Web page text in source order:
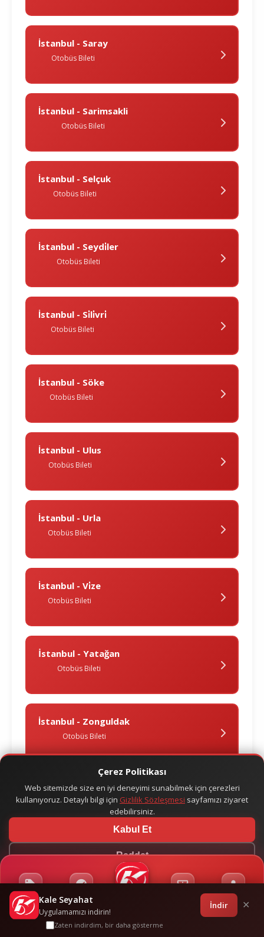
İstanbul - Saray
Otobüs Bileti
İstanbul - Sarimsakli
Otobüs Bileti
İstanbul - Selçuk
Otobüs Bileti
İstanbul - Seydi̇ler
Otobüs Bileti
İstanbul - Si̇li̇vri̇
Otobüs Bileti
İstanbul - Söke
Otobüs Bileti
İstanbul - Ulus
Otobüs Bileti
İstanbul - Urla
Otobüs Bileti
İstanbul - Vi̇ze
Otobüs Bileti
İstanbul - Yatağan
Otobüs Bileti
İstanbul - Zonguldak
Otobüs Bileti
Kampanyalar Sponsorluklar Giriş
Çerez Politikası
Web sitemizde size en iyi deneyimi sunabilmek için çerezleri
kullanıyoruz. Detaylı bilgi için Gizlilik Sözleşmesi sayfamızı ziyaret
edebilirsiniz.
Kabul Et
Reddet
Kale Seyahat
Uygulamamızı indirin!
İndir ✕
Zaten indirdim, bir daha gösterme